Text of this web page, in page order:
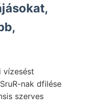
vízesést
nak dfilése
szerves